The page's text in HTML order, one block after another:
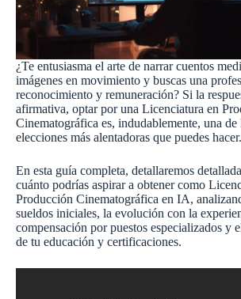
¿Te entusiasma el arte de narrar cuentos
imágenes en movimiento y buscas una
reconocimiento y remuneración? Si la
afirmativa, optar por una Licenciatura en
Cinematográfica es, indudablemente, una de
elecciones más alentadoras que puedes hacer.
En esta guía completa, detallaremos
cuánto podrías aspirar a obtener como
Producción Cinematográfica en IA,
sueldos iniciales, la evolución con la
compensación por puestos especializados y
de tu educación y certificaciones.